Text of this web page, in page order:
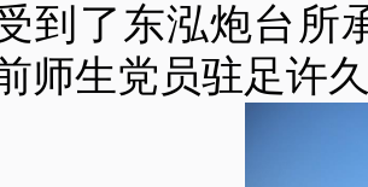
到了东泓炮台所
师生党员驻足许